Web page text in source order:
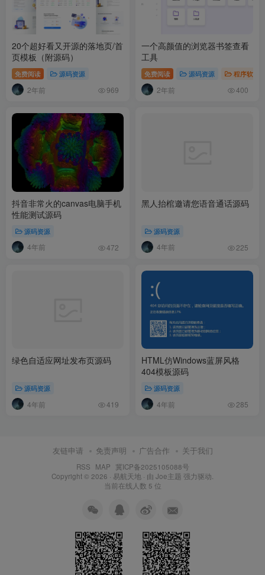
20个超好看又开源的落地页/首
页模板（附源码）
免费阅读 源码资源
2年前 969
一个高颜值的浏览器书签查看
工具
免费阅读 源码资源 程序软件
2年前 400
抖音非常火的canvas电脑手机
性能测试源码
源码资源
4年前 472
黑人抬棺邀请您语音通话源码
源码资源
4年前 225
绿色自适应网址发布页源码
源码资源
4年前 419
HTML仿Windows蓝屏风格
404模板源码
源码资源
4年前 285
友链申请 免责声明 广告合作 关于我们
RSS MAP
冀ICP备2025105088号
Copyright © 2026 · 易航天地 · 由 Joe主题 强力驱动.
当前在线人数 5 位